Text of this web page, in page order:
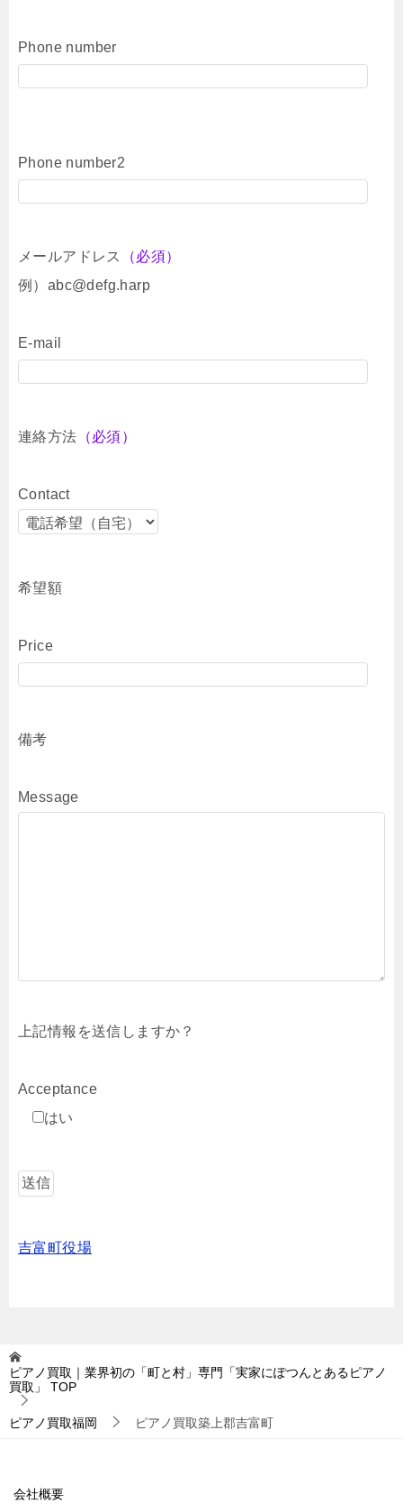
Phone number
Phone number2
メールアドレス
（必須）
例）abc@defg.harp
E-mail
連絡方法 （必須）
Contact
希望額
Price
備考
Message
上記情報を送信しますか？
Acceptance
はい
吉富町役場
ピアノ買取｜業界初の「町と村」専門「実家にぽつんとあるピアノ
買取」
TOP
ピアノ買取福岡 ピアノ買取築上郡吉富町
会社概要